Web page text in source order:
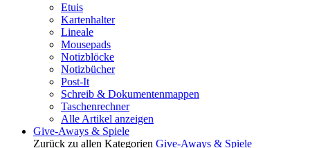
Etuis
Kartenhalter
Lineale
Mousepads
Notizblöcke
Notizbücher
Post-It
Schreib & Dokumentenmappen
Taschenrechner
Alle Artikel anzeigen
Give-Aways & Spiele
Zurück zu allen Kategorien Give-Aways & Spiele